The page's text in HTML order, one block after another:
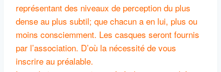
représentant des niveaux de perception du plus
dense au plus subtil; que chacun a en lui, plus ou
moins consciemment. Les casques seront fournis
par l’association. D’où la nécessité de vous
inscrire au préalable.